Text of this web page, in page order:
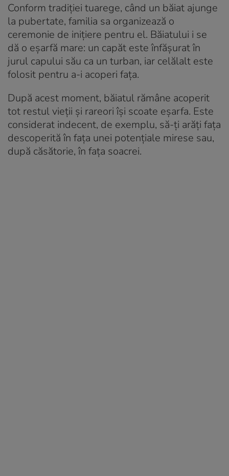
Conform tradiției tuarege, când un băiat ajunge
la pubertate, familia sa organizează o
ceremonie de inițiere pentru el. Băiatului i se
dă o eșarfă mare: un capăt este înfășurat în
jurul capului său ca un turban, iar celălalt este
folosit pentru a-i acoperi fața.
După acest moment, băiatul rămâne acoperit
tot restul vieții și rareori își scoate eșarfa. Este
considerat indecent, de exemplu, să-ți arăți fața
descoperită în fața unei potențiale mirese sau,
după căsătorie, în fața soacrei.